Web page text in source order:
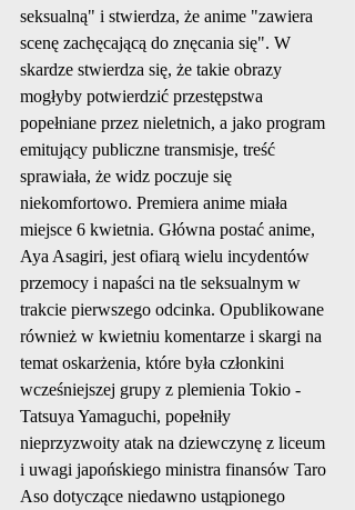
seksualną" i stwierdza, że ​​anime "zawiera
scenę zachęcającą do znęcania się". W
skardze stwierdza się, że takie obrazy
mogłyby potwierdzić przestępstwa
popełniane przez nieletnich, a jako program
emitujący publiczne transmisje, treść
sprawiała, że ​​widz poczuje się
niekomfortowo. Premiera anime miała
miejsce 6 kwietnia. Główna postać anime,
Aya Asagiri, jest ofiarą wielu incydentów
przemocy i napaści na tle seksualnym w
trakcie pierwszego odcinka. Opublikowane
również w kwietniu komentarze i skargi na
temat oskarżenia, które była członkini
wcześniejszej grupy z plemienia Tokio -
Tatsuya Yamaguchi, popełniły
nieprzyzwoity atak na dziewczynę z liceum
i uwagi japońskiego ministra finansów Taro
Aso dotyczące niedawno ustąpionego